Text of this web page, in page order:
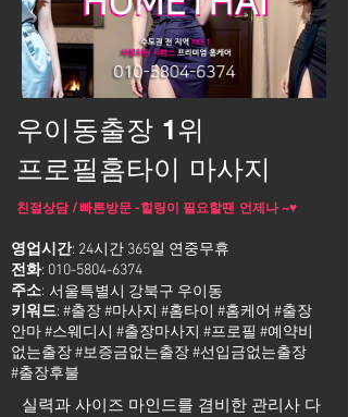
우이동출장 1위
프로필홈타이 마사지
친절상담 / 빠른방문 -힐링이 필요할땐 언제나 ~♥
영업시간: 24시간 365일 연중무휴
전화: 010-5804-6374
주소:
키워드: #출장 #마사지 #홈타이 #홈케어 #출장
안마 #스웨디시 #출장마사지 #프로필 #예약비
없는출장 #보증금없는출장 #선입금없는출장
#출장후불
서울특별시 강북구 우이동
실력과 사이즈 마인드를 겸비한 관리사 다